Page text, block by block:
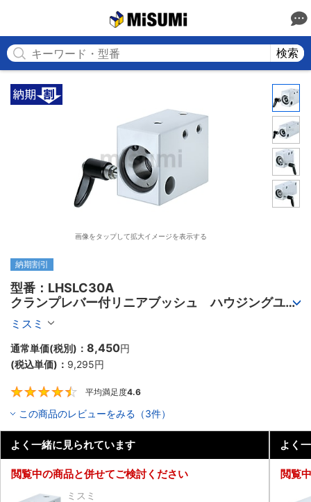
検索
画像をタップして拡大イメージを表示する
納期割引
型番：LHSLC30A
クランプレバー付リニアブッシュ　ハウジングユニ
ット　トールブロック
ミスミ
通常単価(税別)： 8,450円
(税込単価)： 9,295円
平均満足度4.6
この商品のレビューをみる（3件）
よく一緒に見られています
閲覧中の商品と併せてご検討ください
ミスミ
よく
閲覧